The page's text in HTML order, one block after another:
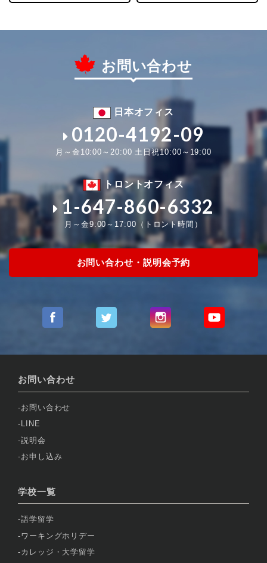
お問い合わせ
日本オフィス
0120-4192-09
月～金10:00～20:00 土日祝10:00～19:00
トロントオフィス
1-647-860-6332
月～金9:00～17:00（トロント時間）
お問い合わせ・説明会予約
お問い合わせ
お問い合わせ
LINE
説明会
お申し込み
学校一覧
語学留学
ワーキングホリデー
カレッジ・大学留学